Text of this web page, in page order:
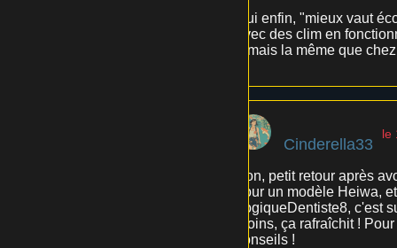
Oui enfin, "mieux vaut
avec des clim en
jamais la même que
Cinderella33
le
Bon, petit retour après
pour un modèle Heiwa,
LogiqueDentiste8, c'est
moins, ça rafraîchit !
conseils !